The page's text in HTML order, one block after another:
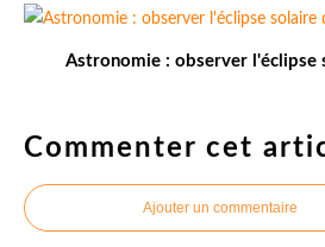
Astronomie : observer l'éclipse
Commenter cet
Ajouter un commentaire